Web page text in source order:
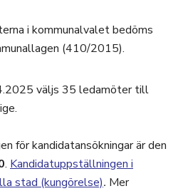
i kommunalvalet bedöms
(410/2015).
väljs 35 ledamöter till
för kandidatansökningar är den
. Kandidatuppställningen i
stad (kungörelse). Mer